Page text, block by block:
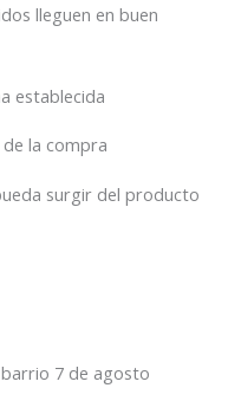
lleguen en buen
establecida
la compra
surgir del producto
7 de agosto